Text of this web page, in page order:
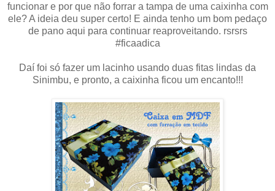
funcionar e por que não forrar a tampa de uma caixinha com
ele? A ideia deu super certo! E ainda tenho um bom pedaço
de pano aqui para continuar reaproveitando. rsrsrs
#ficaadica
Daí foi só fazer um lacinho usando duas fitas lindas da
Sinimbu, e pronto, a caixinha ficou um encanto!!!